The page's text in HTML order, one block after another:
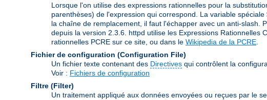
Lorsque l'on utilise des expressions rationnelles pour la
parenthèses) de l'expression qui correspond. La variable
la chaîne de remplacement, il faut l'échapper avec un anti-slash.
depuis la version 2.3.6. httpd utilise les Expressions Rationnelles
rationnelles PCRE sur ce site, ou dans le Wikipedia de la PCRE
Fichier de configuration (Configuration File)
Un fichier texte contenant des Directives qui contrôlent la
Voir : Fichiers de configuration
Filtre (Filter)
Un traitement appliqué aux données envoyées ou reçues par le